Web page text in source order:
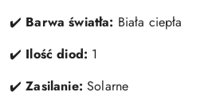
✔️ Barwa światła: Biała ciepła
✔️ Ilość diod: 1
✔️Zasilanie: Solarne